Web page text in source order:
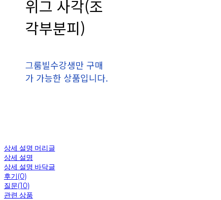
위그 사각(조
각부분피)
그룸빌수강생만 구매
가 가능한 상품입니다.
상세 설명 머리글
상세 설명
상세 설명 바닥글
후기(0)
질문(10)
관련 상품